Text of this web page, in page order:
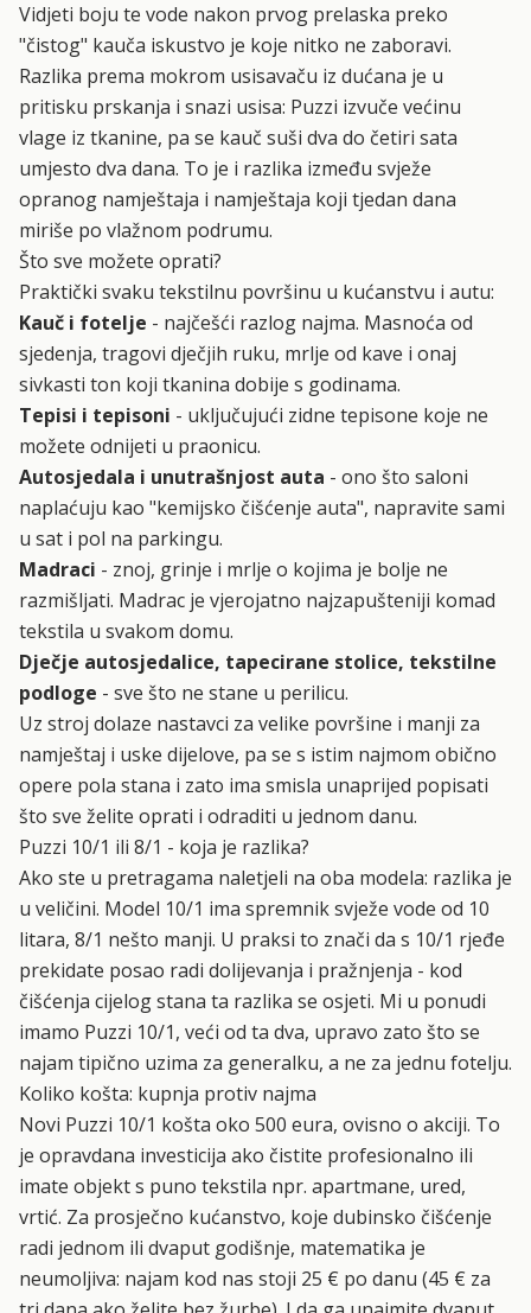
Vidjeti boju te vode nakon prvog prelaska preko
"čistog" kauča iskustvo je koje nitko ne zaboravi.
Razlika prema mokrom usisavaču iz dućana je u
pritisku prskanja i snazi usisa: Puzzi izvuče većinu
vlage iz tkanine, pa se kauč suši dva do četiri sata
umjesto dva dana. To je i razlika između svježe
opranog namještaja i namještaja koji tjedan dana
miriše po vlažnom podrumu.
Što sve možete oprati?
Praktički svaku tekstilnu površinu u kućanstvu i autu:
Kauč i fotelje - najčešći razlog najma. Masnoća od
sjedenja, tragovi dječjih ruku, mrlje od kave i onaj
sivkasti ton koji tkanina dobije s godinama.
Tepisi i tepisoni - uključujući zidne tepisone koje ne
možete odnijeti u praonicu.
Autosjedala i unutrašnjost auta - ono što saloni
naplaćuju kao "kemijsko čišćenje auta", napravite sami
u sat i pol na parkingu.
Madraci - znoj, grinje i mrlje o kojima je bolje ne
razmišljati. Madrac je vjerojatno najzapušteniji komad
tekstila u svakom domu.
Dječje autosjedalice, tapecirane stolice, tekstilne
podloge - sve što ne stane u perilicu.
Uz stroj dolaze nastavci za velike površine i manji za
namještaj i uske dijelove, pa se s istim najmom obično
opere pola stana i zato ima smisla unaprijed popisati
što sve želite oprati i odraditi u jednom danu.
Puzzi 10/1 ili 8/1 - koja je razlika?
Ako ste u pretragama naletjeli na oba modela: razlika je
u veličini. Model 10/1 ima spremnik svježe vode od 10
litara, 8/1 nešto manji. U praksi to znači da s 10/1 rjeđe
prekidate posao radi dolijevanja i pražnjenja - kod
čišćenja cijelog stana ta razlika se osjeti. Mi u ponudi
imamo Puzzi 10/1, veći od ta dva, upravo zato što se
najam tipično uzima za generalku, a ne za jednu fotelju.
Koliko košta: kupnja protiv najma
Novi Puzzi 10/1 košta oko 500 eura, ovisno o akciji. To
je opravdana investicija ako čistite profesionalno ili
imate objekt s puno tekstila npr. apartmane, ured,
vrtić. Za prosječno kućanstvo, koje dubinsko čišćenje
radi jednom ili dvaput godišnje, matematika je
neumoljiva: najam kod nas stoji 25 € po danu (45 € za